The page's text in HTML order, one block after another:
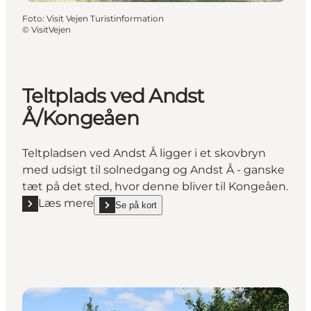
Foto: Visit Vejen Turistinformation
© VisitVejen
Teltplads ved Andst
Å/Kongeåen
Teltpladsen ved Andst Å ligger i et skovbryn
med udsigt til solnedgang og Andst Å - ganske
tæt på det sted, hvor denne bliver til Kongeåen.
Læs mere
Læs mere "Teltplads ved Andst Å/Kongeåen"
Se på kort
show Teltplads ved Andst Å/Kongeåen on_map